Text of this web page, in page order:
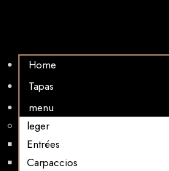
Home
Tapas
menu
leger
Entrées
Carpaccios